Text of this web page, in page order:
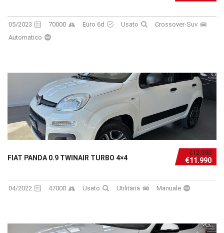
05/2023 70000 Euro 6d Usato
Crossover-Suv
Automatico
€12.990
€11.990
FIAT PANDA 0.9 TWINAIR TURBO 4×4
04/2022 47000 Usato Utilitaria Manuale